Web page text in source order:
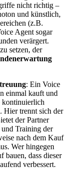
nicht richtig –
und künstlich,
(z.B.
Agent sogar
verärgert.
setzen, der
: Ein Voice
einmal kauft und
kontinuierlich
Hier trennt sich der
der Partner
Training der
nach dem Kauf
Wer hingegen
bauen, dass dieser
verbessert.